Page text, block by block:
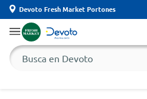
Devoto Fresh Market Portones